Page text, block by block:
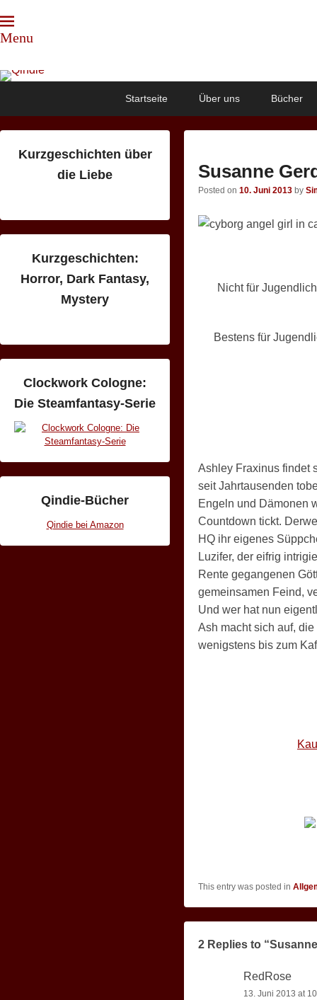
Menu
Qindie
Das Autorenkorrektiv
Startseite Über uns Bücher
Susanne
Posted on 10. Juni 2013 by
Nicht für
Bestens für
Ashley Fraxinus findet
seit Jahrtausenden
Engeln und Dämonen
Countdown tickt.
HQ ihr eigenes
Luzifer, der eifrig
Rente gegangenen
gemeinsamen Feind,
Und wer hat nun
Ash macht sich auf,
wenigstens bis zum
This entry was posted in
2 Replies to
RedRose
13. Juni 2013 at
Kurzgeschichten über
die Liebe
Kurzgeschichten:
Horror, Dark Fantasy,
Mystery
Clockwork Cologne:
Die Steamfantasy-Serie
Qindie-Bücher
Qindie bei Amazon